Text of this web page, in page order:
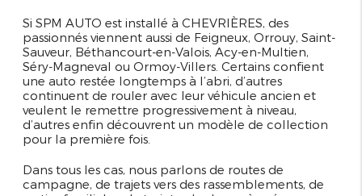
Si SPM AUTO est installé à CHEVRIÈRES, des
passionnés viennent aussi de Feigneux, Orrouy, Saint-
Sauveur, Béthancourt-en-Valois, Acy-en-Multien,
Séry-Magneval ou Ormoy-Villers. Certains confient
une auto restée longtemps à l’abri, d’autres
continuent de rouler avec leur véhicule ancien et
veulent le remettre progressivement à niveau,
d’autres enfin découvrent un modèle de collection
pour la première fois.
Dans tous les cas, nous parlons de routes de
campagne, de trajets vers des rassemblements, de